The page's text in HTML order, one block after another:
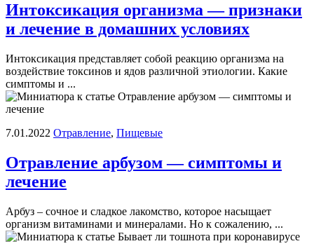
Интоксикация организма — признаки
и лечение в домашних условиях
Интоксикация представляет собой реакцию организма на
воздействие токсинов и ядов различной этиологии. Какие
симптомы и ...
7.01.2022 Отравление, Пищевые
Отравление арбузом — симптомы и
лечение
Арбуз – сочное и сладкое лакомство, которое насыщает
организм витаминами и минералами. Но к сожалению, ...